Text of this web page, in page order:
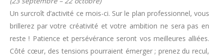
Un surcroît d’activité ce mois-ci. Sur le plan professionnel, vous
brillerez par votre créativité et votre ambition ne sera pas en
reste ! Patience et persévérance seront vos meilleures alliées.
Côté cœur, des tensions pourraient émerger ; prenez du recul,